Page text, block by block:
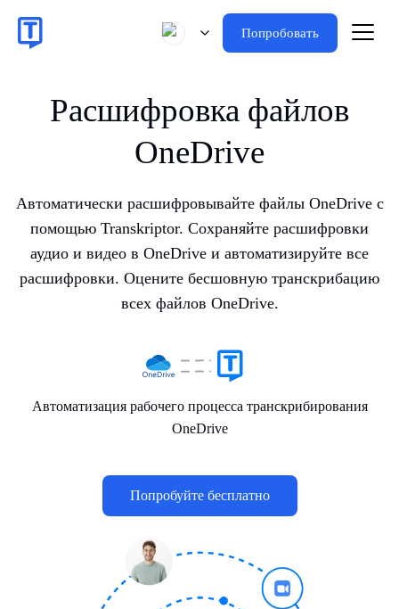
Попробовать
Расшифровка файлов
OneDrive
Автоматически расшифровывайте файлы OneDrive с
помощью Transkriptor. Сохраняйте расшифровки
аудио и видео в OneDrive и автоматизируйте все
расшифровки. Оцените бесшовную транскрибацию
всех файлов OneDrive.
Автоматизация рабочего процесса транскрибирования
OneDrive
Попробуйте бесплатно